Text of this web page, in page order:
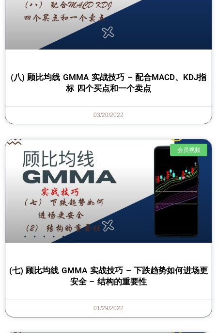
(八) 顾比均线 GMMA 实战技巧 – 配合MACD、KDJ指
标 四个买点和一个卖点
03/20/2022
会员视频
(七) 顾比均线 GMMA 实战技巧 – 下跌趋势如何进场更
安全 – 结构的重要性
01/29/2022